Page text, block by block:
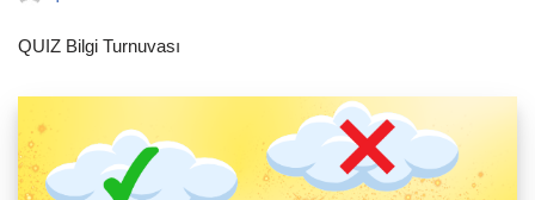
QUIZ Bilgi Turnuvası